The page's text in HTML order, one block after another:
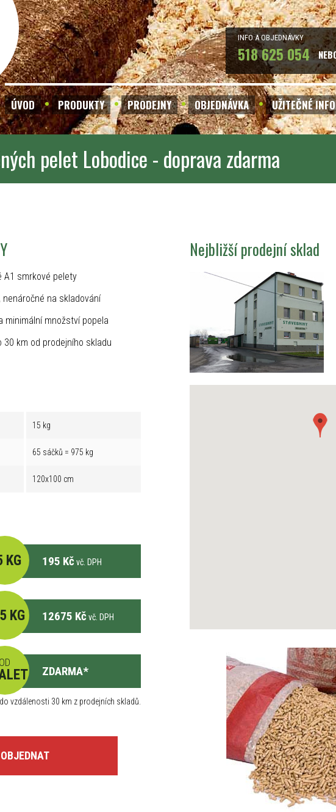
INFO A OBJEDNÁVKY
518 625 054
ÚVOD PRODUKTY PRODEJNY OBJEDNÁVKA UŽITEČNÉ
pelet Lobodice - doprava zdarma
A1 smrkové pelety
nenáročné na skladování
minimální množství popela
30 km od prodejního skladu
15 kg
65 sáčků = 975 kg
120x100 cm
KG 195 Kč vč. DPH
KG 12675 Kč vč. DPH
OD
ZDARMA*
vzdálenosti 30 km z prodejních skladů.
OBJEDNAT
Nejbližší prodejní sklad